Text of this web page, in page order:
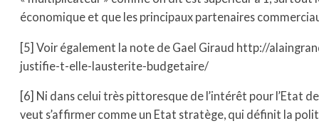
économique et que les principaux partenaires
[5] Voir également la note de Gael Giraud http://
justifie-t-elle-lausterite-budgetaire/
[6] Ni dans celui très pittoresque de l’intérêt pour l’Etat
veut s’affirmer comme un Etat stratège, qui définit la